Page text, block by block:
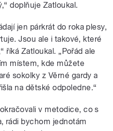
doplňuje Zatloukal.
jen párkrát do roka plesy,
Jsou ale i takové, které
říká Zatloukal. „Pořád ale
místem, kde můžete
sokolky z Věrné gardy a
na dětské odpoledne.“
v metodice, co s
rádi bychom jednotám